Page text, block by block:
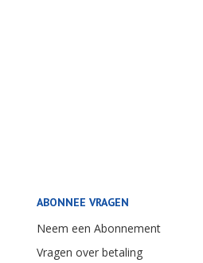
ABONNEE VRAGEN
Neem een Abonnement
Vragen over betaling